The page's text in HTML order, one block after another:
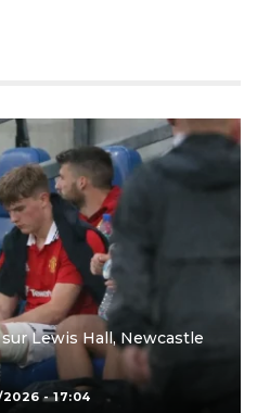
Lewis Hall, Newcastle
- 17:04